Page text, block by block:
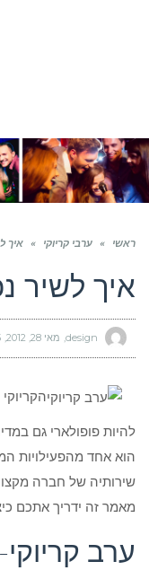
ראשי » ערבי קריוקי » איך
איך לשיר
מאי 28, 2012
להיות פופולארי גם
הוא אחד מהפעילויות
שירותיה של חברה
מאמר זה ידריך אתכם
ערב